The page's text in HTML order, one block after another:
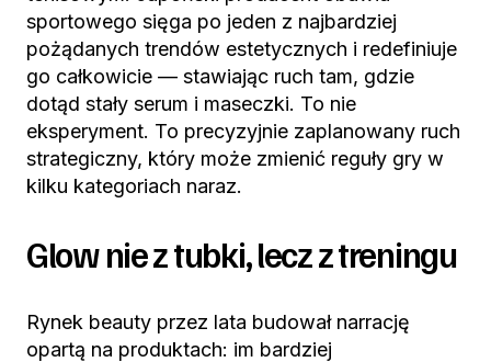
sportowego sięga po jeden z najbardziej
pożądanych trendów estetycznych i redefiniuje
go całkowicie — stawiając ruch tam, gdzie
dotąd stały serum i maseczki. To nie
eksperyment. To precyzyjnie zaplanowany ruch
strategiczny, który może zmienić reguły gry w
kilku kategoriach naraz.
Glow nie z tubki, lecz z treningu
Rynek beauty przez lata budował narrację
opartą na produktach: im bardziej